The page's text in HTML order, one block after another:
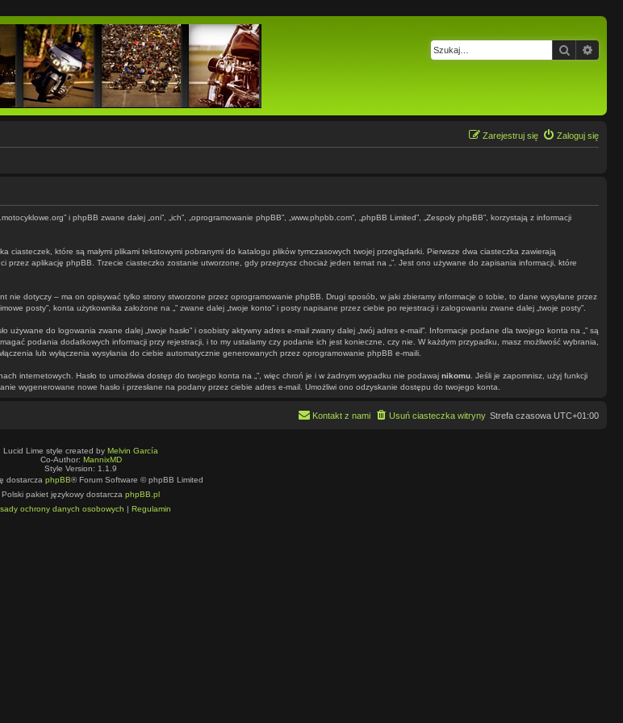
Szukaj
Zaloguj się
Zarejestruj się
i phpBB zwane dalej „oni”, „ich”, „oprogramowanie phpBB”, „www.phpbb.com”, „phpBB Limited”, „Zespoły phpBB”, korzystają z informacji
które są małymi plikami tekstowymi pobranymi do katalogu plików tymczasowych twojej przeglądarki. Pierwsze dwa ciasteczka zawierają
przez aplikację phpBB. Trzecie ciasteczko zostanie utworzone, gdy przejrzysz chociaż jeden temat na „”. Jest ono używane do zapisania informacji, które
dotyczy – ma on opisywać tylko strony stworzone przez oprogramowanie phpBB. Drugi sposób, w jaki zbieramy informacje o tobie, to dane wysyłane przez
posty”, konta użytkownika założone na „” zwane dalej „twoje konto” i posty napisane przez ciebie po rejestracji i zalogowaniu zwane dalej „twoje posty”.
do logowania zwane dalej „twoje hasło” i osobisty aktywny adres e-mail zwany dalej „twój adres e-mail”. Informacje podane dla twojego konta na „” są
podania dodatkowych informacji przy rejestracji, i to my ustalamy czy podanie ich jest konieczne, czy nie. W każdym przypadku, masz możliwość wybrania,
lub wyłączenia wysyłania do ciebie automatycznie generowanych przez oprogramowanie phpBB e-maili.
internetowych. Hasło to umożliwia dostęp do twojego konta na „”, więc chroń je i w żadnym wypadku nie podawaj nikomu . Jeśli je zapomnisz, użyj funkcji
wygenerowane nowe hasło i przesłane na podany przez ciebie adres e-mail. Umożliwi ono odzyskanie dostępu do twojego konta.
Strefa czasowa UTC+01:00
Usuń ciasteczka witryny
Kontakt z nami
Lucid Lime style created by Melvin García
Co-Author: MannixMD
Style Version: 1.1.9
dostarcza phpBB® Forum Software © phpBB Limited
Polski pakiet językowy dostarcza phpBB.pl
ochrony danych osobowych | Regulamin